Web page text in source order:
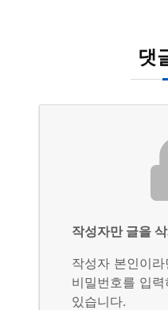
댓
작성자만 글을
작성자 본인이
비밀번호를 입
있습니다.